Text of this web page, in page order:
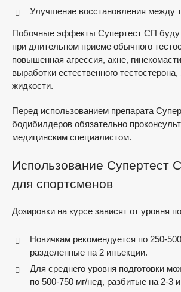
Улучшение восстановления между
Побочные эффекты Супертест СП
при длительном приеме обычного
повышенная агрессия, акне,
выработки естественного
жидкости.
Перед использованием препарата
бодибилдеров обязательно
медицинским специалистом.
Использование Супертест
для спортсменов
Дозировки на курсе зависят от уровня
Новичкам рекомендуется по 250-
разделенные на 2 инъекции.
Для среднего уровня подготовки
по 500-750 мг/нед, разбитые на 2-3